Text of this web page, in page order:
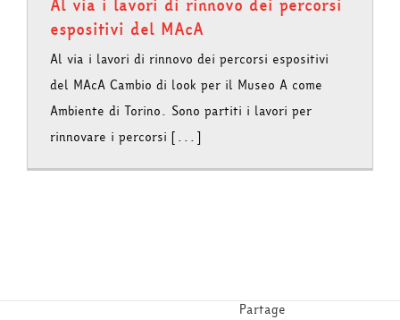
Al via i lavori di rinnovo dei percorsi
espositivi del MAcA
Al via i lavori di rinnovo dei percorsi espositivi
del MAcA Cambio di look per il Museo A come
Ambiente di Torino. Sono partiti i lavori per
rinnovare i percorsi [...]
Partage